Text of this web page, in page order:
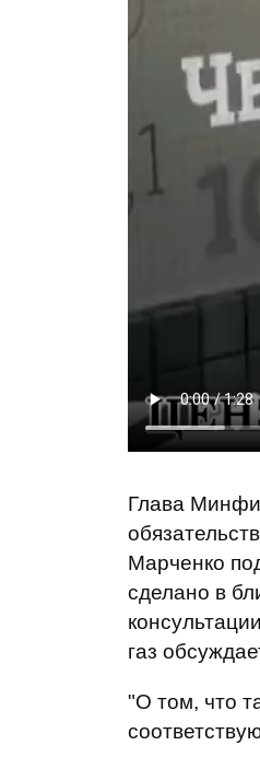
Глава
Марченко
сделано в
газ
"О том, что